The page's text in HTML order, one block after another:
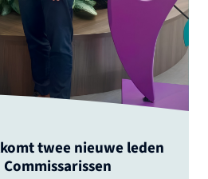
twee nieuwe leden